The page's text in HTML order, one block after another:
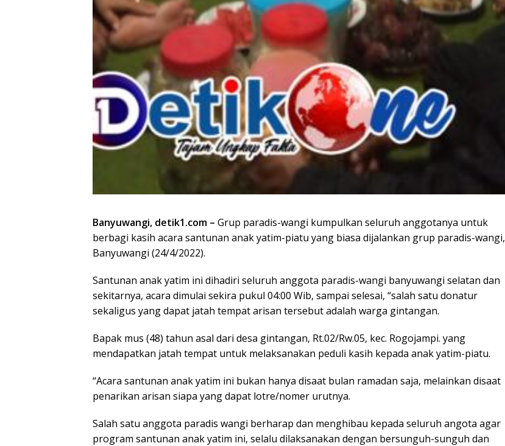
Banyuwangi, detik1.com – Grup paradis-wangi kumpulkan seluruh anggotanya untuk
berbagi kasih acara santunan anak yatim-piatu yang biasa dijalankan grup paradis-wangi,
Banyuwangi (24/4/2022).
Santunan anak yatim ini dihadiri seluruh anggota paradis-wangi banyuwangi selatan dan
sekitarnya, acara dimulai sekira pukul 04:00 Wib, sampai selesai, “salah satu donatur
sekaligus yang dapat jatah tempat arisan tersebut adalah warga gintangan.
Bapak mus (48) tahun asal dari desa gintangan, Rt.02/Rw.05, kec. Rogojampi. yang
mendapatkan jatah tempat untuk melaksanakan peduli kasih kepada anak yatim-piatu.
“Acara santunan anak yatim ini bukan hanya disaat bulan ramadan saja, melainkan disaat
penarikan arisan siapa yang dapat lotre/nomer urutnya.
Salah satu anggota paradis wangi berharap dan menghibau kepada seluruh angota agar
program santunan anak yatim ini, selalu dilaksanakan dengan bersunguh-sunguh dan